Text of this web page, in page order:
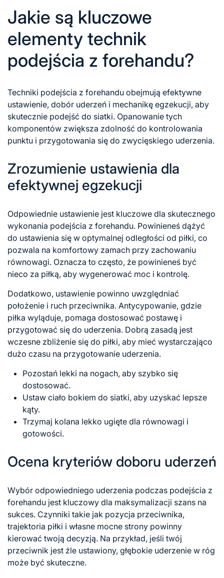
Jakie są kluczowe
elementy technik
podejścia z forehandu?
Techniki podejścia z forehandu obejmują efektywne
ustawienie, dobór uderzeń i mechanikę egzekucji, aby
skutecznie podejść do siatki. Opanowanie tych
komponentów zwiększa zdolność do kontrolowania
punktu i przygotowania się do zwycięskiego uderzenia.
Zrozumienie ustawienia dla
efektywnej egzekucji
Odpowiednie ustawienie jest kluczowe dla skutecznego
wykonania podejścia z forehandu. Powinieneś dążyć
do ustawienia się w optymalnej odległości od piłki, co
pozwala na komfortowy zamach przy zachowaniu
równowagi. Oznacza to często, że powinieneś być
nieco za piłką, aby wygenerować moc i kontrolę.
Dodatkowo, ustawienie powinno uwzględniać
położenie i ruch przeciwnika. Antycypowanie, gdzie
piłka wyląduje, pomaga dostosować postawę i
przygotować się do uderzenia. Dobrą zasadą jest
wczesne zbliżenie się do piłki, aby mieć wystarczająco
dużo czasu na przygotowanie uderzenia.
Pozostań lekki na nogach, aby szybko się
dostosować.
Ustaw ciało bokiem do siatki, aby uzyskać lepsze
kąty.
Trzymaj kolana lekko ugięte dla równowagi i
gotowości.
Ocena kryteriów doboru uderzeń
Wybór odpowiedniego uderzenia podczas podejścia z
forehandu jest kluczowy dla maksymalizacji szans na
sukces. Czynniki takie jak pozycja przeciwnika,
trajektoria piłki i własne mocne strony powinny
kierować twoją decyzją. Na przykład, jeśli twój
przeciwnik jest źle ustawiony, głębokie uderzenie w róg
może być skuteczne.